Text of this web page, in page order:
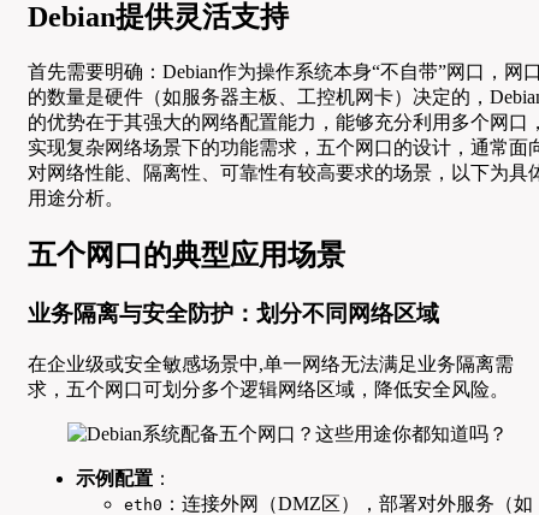
Debian提供灵活支持
首先需要明确：Debian作为操作系统本身“不自带”网口，网
的数量是硬件（如服务器主板、工控机网卡）决定的，
的优势在于其强大的网络配置能力，能够充分利用多个网口
实现复杂网络场景下的功能需求，五个网口的设计，通常面
对网络性能、隔离性、可靠性有较高要求的场景，以下为具
用途分析。
五个网口的典型应用场景
业务隔离与安全防护：划分不同网络区域
在企业级或安全敏感场景中,单一网络无法满足业务隔离需
求，五个网口可划分多个逻辑网络区域，降低安全风险。
示例配置 ：
eth0 ：连接外网（DMZ区），部署对外服务（如